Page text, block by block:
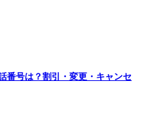
番号は？割引・変更・キャンセ